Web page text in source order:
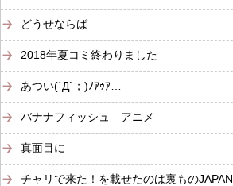
どうせならば
2018年夏コミ終わりました
あつい(´Д`；)ﾉｱｩｱ…
バナナフィッシュ アニメ
真面目に
チャリで来た！を載せたのは裏ものJAPAN